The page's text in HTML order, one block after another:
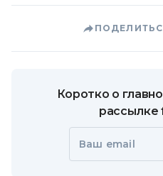
Коротко о
рассылке
Ваш email